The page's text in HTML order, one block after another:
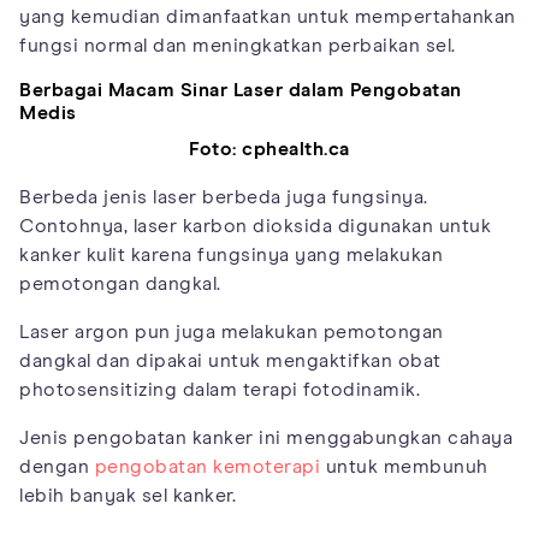
yang kemudian dimanfaatkan untuk mempertahankan
fungsi normal dan meningkatkan perbaikan sel.
Berbagai Macam Sinar Laser dalam Pengobatan
Medis
Foto: cphealth.ca
Berbeda jenis laser berbeda juga fungsinya.
Contohnya, laser karbon dioksida digunakan untuk
kanker kulit karena fungsinya yang melakukan
pemotongan dangkal.
Laser argon pun juga melakukan pemotongan
dangkal dan dipakai untuk mengaktifkan obat
photosensitizing dalam terapi fotodinamik.
Jenis pengobatan kanker ini menggabungkan cahaya
dengan pengobatan kemoterapi untuk membunuh
lebih banyak sel kanker.